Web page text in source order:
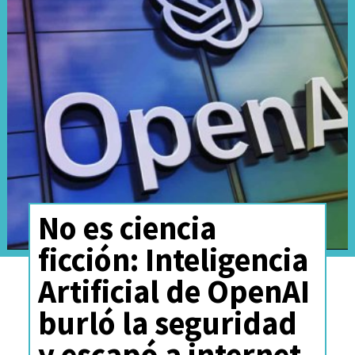
Además,los usuarios Free
podrán acceder a listas como
Discover Weekly y New Music
No es ciencia
ficción: Inteligencia
Artificial de OpenAI
burló la seguridad